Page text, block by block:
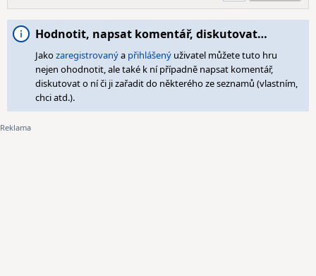
Hodnotit, napsat komentář, diskutovat…
Jakozaregistrovanýa přihlášený uživatel můžete tuto hru
nejen ohodnotit, ale také k ní případně napsat komentář,
diskutovat o ní či ji zařadit do některého ze seznamů (vlastním,
chci atd.).